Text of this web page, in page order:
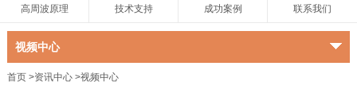
高周波原理 技术支持 成功案例 联系我们
视频中心
首页>资讯中心>视频中心